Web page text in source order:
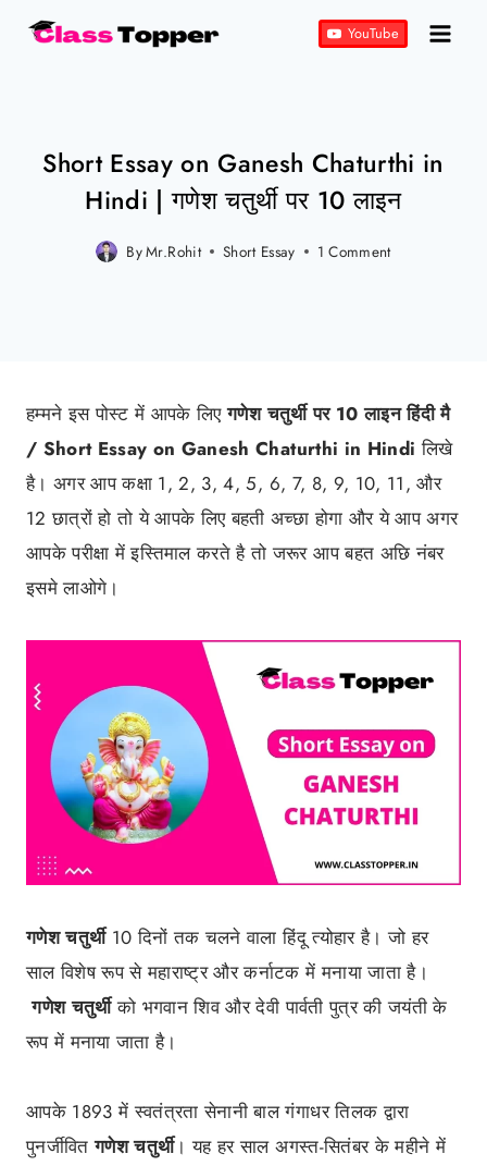
YouTube
Short Essay on Ganesh Chaturthi in
Hindi | गणेश चतुर्थी पर 10 लाइन
ByMr.Rohit
Posted
Short Essay 1 Comment
हम्मने इस पोस्ट में आपके लिएगणेश चतुर्थी पर 10 लाइन हिंदी मै
/ Short Essay on Ganesh Chaturthi in Hindi लिखे
है। अगर आप कक्षा 1, 2, 3, 4, 5, 6, 7, 8, 9, 10, 11, और
12 छात्रों हो तो ये आपके लिए बहती अच्छा होगा और ये आप अगर
आपके परीक्षा में इस्तिमाल करते है तो जरूर आप बहत अछि नंबर
इसमे लाओगे।
गणेश चतुर्थी10 दिनों तक चलने वाला हिंदू त्योहार है। जो हर
साल विशेष रूप से महाराष्ट्र और कर्नाटक में मनाया जाता है।
गणेश चतुर्थीको भगवान शिव और देवी पार्वती पुत्र की जयंती के
रूप में मनाया जाता है।
आपके 1893 में स्वतंत्रता सेनानी बाल गंगाधर तिलक द्वारा
पुनर्जीवितगणेश चतुर्थी। यह हर साल अगस्त-सितंबर के महीने में